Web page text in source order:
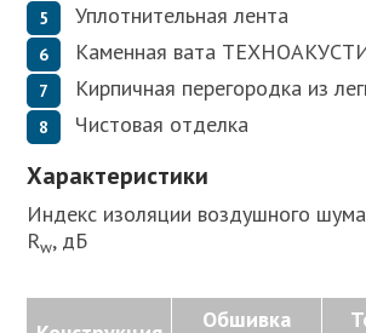
Уплотнительная лента
Каменная вата
Кирпичная перегородка из
Чистовая отделка
Характеристики
Индекс изоляции воздушного шума
Rw, дБ
Обшивка